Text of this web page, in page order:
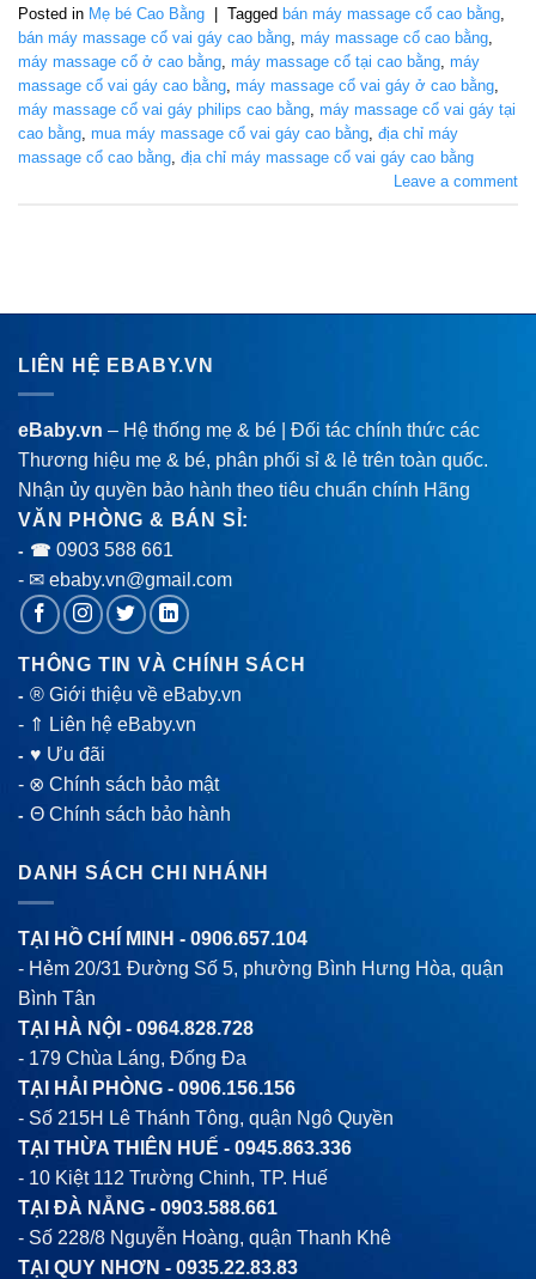
Posted in Mẹ bé Cao Bằng Tagged bán máy massage cổ cao bằng
bán máy massage cổ vai gáy cao bằng máy massage cổ cao bằng
máy massage cổ ở cao bằng máy massage cổ tại cao bằng máy
massage cổ vai gáy cao bằng máy massage cổ vai gáy ở cao bằng
máy massage cổ vai gáy philips cao bằng máy massage cổ vai gáy tại
cao bằng mua máy massage cổ vai gáy cao bằng địa chỉ máy
massage cổ cao bằng địa chỉ máy massage cổ vai gáy cao bằng
Leave a comment
LIÊN HỆ EBABY.VN
eBaby.vn – Hệ thống mẹ & bé | Đối tác chính thức các
Thương hiệu mẹ & bé, phân phối sỉ & lẻ trên toàn quốc.
Nhận ủy quyền bảo hành theo tiêu chuẩn chính Hãng
VĂN PHÒNG & BÁN SỈ:
- ☎ 0903 588 661
- ✉ ebaby.vn@gmail.com
THÔNG TIN VÀ CHÍNH SÁCH
-® Giới thiệu về eBaby.vn
- ⇑ Liên hệ eBaby.vn
-♥ Ưu đãi
- ⊗ Chính sách bảo mật
-Θ Chính sách bảo hành
DANH SÁCH CHI NHÁNH
TẠI HỒ CHÍ MINH - 0906.657.104
- Hẻm 20/31 Đường Số 5, phường Bình Hưng Hòa, quận
Bình Tân
TẠI HÀ NỘI - 0964.828.728
- 179 Chùa Láng, Đống Đa
TẠI HẢI PHÒNG - 0906.156.156
- Số 215H Lê Thánh Tông, quận Ngô Quyền
TẠI THỪA THIÊN HUẾ - 0945.863.336
- 10 Kiệt 112 Trường Chinh, TP. Huế
TẠI ĐÀ NẴNG - 0903.588.661
- Số 228/8 Nguyễn Hoàng, quận Thanh Khê
TẠI QUY NHƠN - 0935.22.83.83